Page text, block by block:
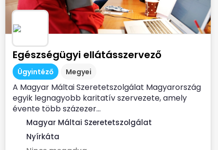
Egészségügyi ellátásszervező
Ügyintéző Megyei
A Magyar Máltai Szeretetszolgálat Magyarország
egyik legnagyobb karitatív szervezete, amely
évente több százezer...
Magyar Máltai Szeretetszolgálat
Nyírkáta